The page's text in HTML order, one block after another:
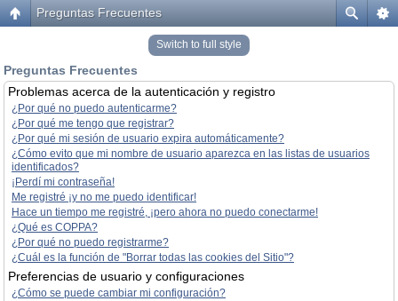
Preguntas Frecuentes
Switch to full style
Preguntas Frecuentes
Problemas acerca de la autenticación y registro
¿Por qué no puedo autenticarme?
¿Por qué me tengo que registrar?
¿Por qué mi sesión de usuario expira automáticamente?
¿Cómo evito que mi nombre de usuario aparezca en las listas de usuarios
identificados?
¡Perdí mi contraseña!
Me registré ¡y no me puedo identificar!
Hace un tiempo me registré, ¡pero ahora no puedo conectarme!
¿Qué es COPPA?
¿Por qué no puedo registrarme?
¿Cuál es la función de "Borrar todas las cookies del Sitio"?
Preferencias de usuario y configuraciones
¿Cómo se puede cambiar mi configuración?